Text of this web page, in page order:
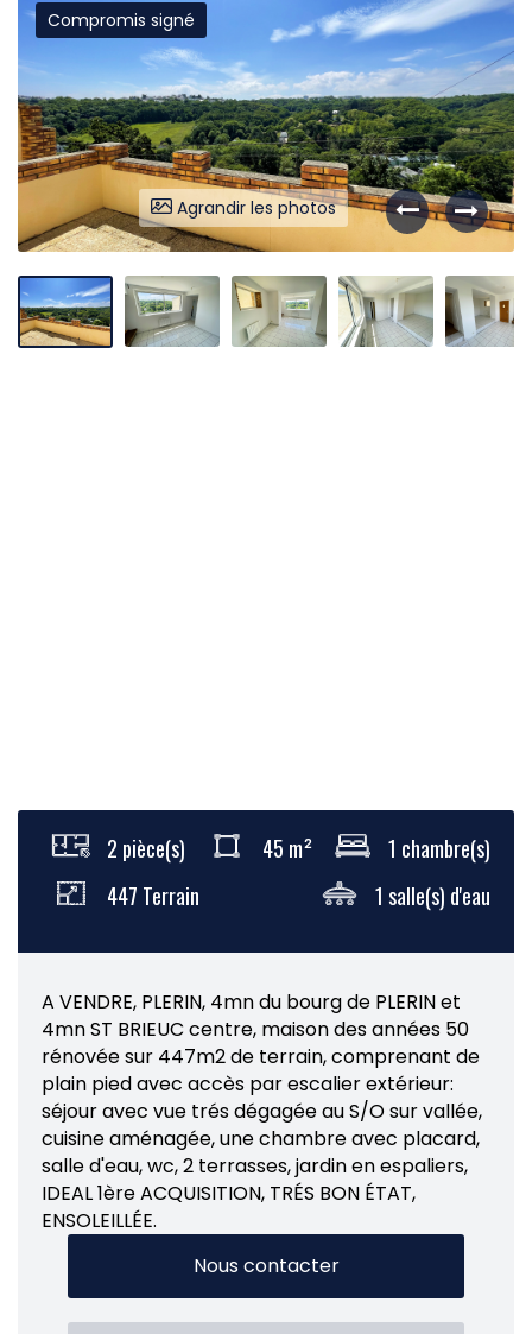
Liens utiles Partenaires Nos avis Nos outils
Agrandir les photos
Compromis signé
2 pièce(s) 45 m²
1 chambre(s)
447 Terrain
1 salle(s) d'eau
A VENDRE, PLERIN, 4mn du bourg de PLERIN et
4mn ST BRIEUC centre, maison des années 50
rénovée sur 447m2 de terrain, comprenant de
plain pied avec accès par escalier extérieur:
séjour avec vue trés dégagée au S/O sur vallée,
cuisine aménagée, une chambre avec placard,
salle d'eau, wc, 2 terrasses, jardin en espaliers,
IDEAL 1ère ACQUISITION, TRÉS BON ÉTAT,
ENSOLEILLÉE.
Nous contacter